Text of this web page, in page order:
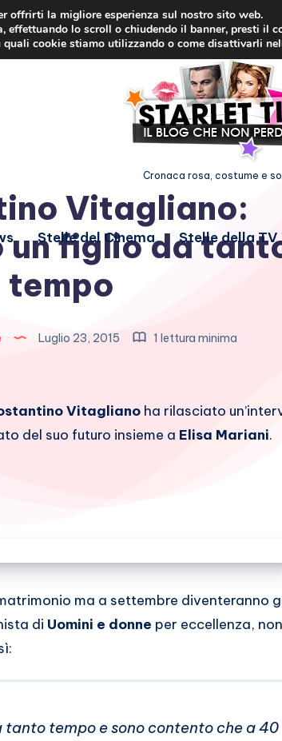
Cronaca rosa, costume e
Stelle del Cinema Stelle della TV
Vitagliano:
un figlio da
tempo
Luglio 23, 2015 1 lettura minima
Vitagliano ha rilasciato
del suo futuro insieme a Elisa Mariani.
ma a settembre diventeranno
di Uomini e donne per eccellenza, non
tempo e sono contento che a 40
offrirti la migliore esperienza sul nostro sito web.
effettuando lo scroll o chiudendo il banner, presti il
quali cookie stiamo utilizzando o come disattivarli